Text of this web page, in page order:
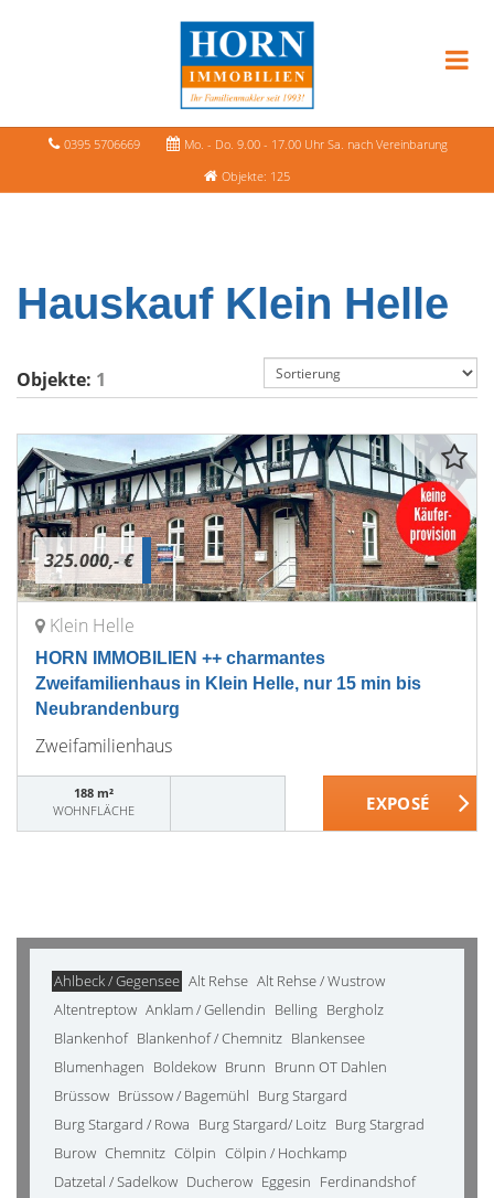
0395 5706669
Mo. - Do. 9.00 - 17.00 Uhr Sa. nach Vereinbarung
Objekte: 125
Hauskauf Klein Helle
Objekte: 1
325.000,- €
Klein Helle
HORN IMMOBILIEN ++ charmantes
Zweifamilienhaus in Klein Helle, nur 15 min bis
Neubrandenburg
Zweifamilienhaus
188 m²
WOHNFLÄCHE
Ahlbeck / Gegensee Alt Rehse Alt Rehse / Wustrow
Altentreptow Anklam / Gellendin Belling Bergholz
Blankenhof Blankenhof / Chemnitz Blankensee
Blumenhagen Boldekow Brunn Brunn OT Dahlen
Brüssow Brüssow / Bagemühl Burg Stargard
Burg Stargard / Rowa Burg Stargard/ Loitz Burg Stargrad
Burow Chemnitz Cölpin Cölpin / Hochkamp
Datzetal / Sadelkow Ducherow Eggesin Ferdinandshof